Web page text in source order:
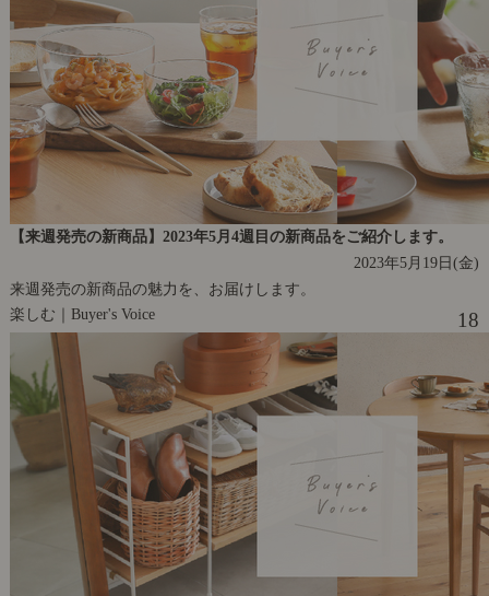
【来週発売の新商品】2023年5月4週目の新商品をご紹介します。
2023年5月19日(金)
来週発売の新商品の魅力を、お届けします。
楽しむ｜Buyer's Voice
18